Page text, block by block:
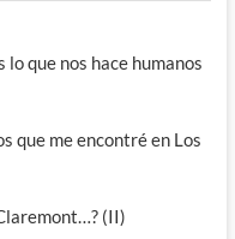
que nos hace humanos
que me encontré en Los
(II)